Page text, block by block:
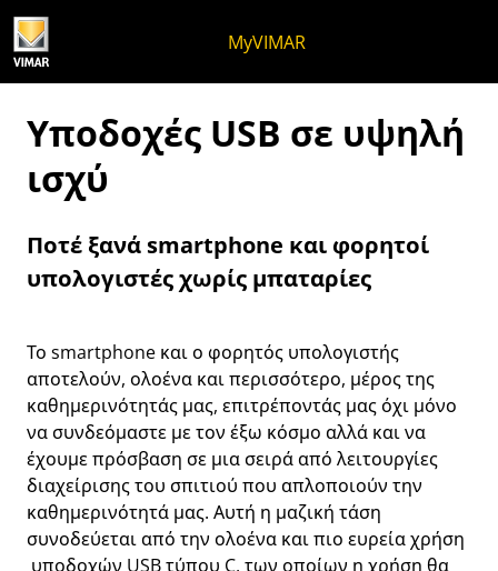
MyVIMAR
Υποδοχές USB σε υψηλή
ισχύ
Ποτέ ξανά smartphone και φορητοί
υπολογιστές χωρίς μπαταρίες
Το smartphone και ο φορητός υπολογιστής
αποτελούν, ολοένα και περισσότερο, μέρος της
καθημερινότητάς μας, επιτρέποντάς μας όχι μόνο
να συνδεόμαστε με τον έξω κόσμο αλλά και να
έχουμε πρόσβαση σε μια σειρά από λειτουργίες
διαχείρισης του σπιτιού που απλοποιούν την
καθημερινότητά μας. Αυτή η μαζική τάση
συνοδεύεται από την ολοένα και πιο ευρεία χρήση
υποδοχών USB τύπου C, των οποίων η χρήση θα